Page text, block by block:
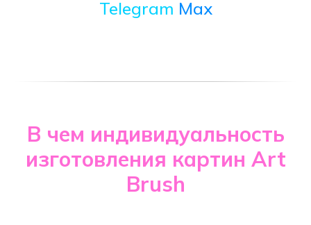
Telegram Max
В чем индивидуальность
изготовления картин Art
Brush